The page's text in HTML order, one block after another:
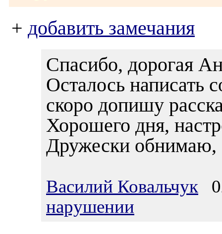
+ добавить замечания
Спасибо, дорогая
Осталось написать
скоро допишу
Хорошего дня,
Дружески обнимаю,
Василий Ковальчук
нарушении